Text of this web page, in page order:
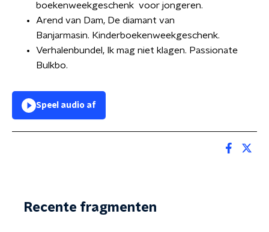
boekenweekgeschenk voor jongeren.
Arend van Dam, De diamant van
Banjarmasin. Kinderboekenweekgeschenk.
Verhalenbundel, Ik mag niet klagen. Passionate
Bulkbo.
Speel audio af
Recente fragmenten